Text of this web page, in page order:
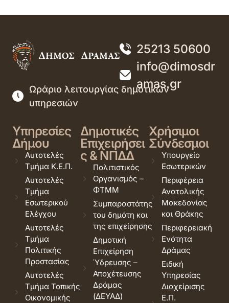
25213 50600
info@dimosdr
amas.gr
Ωράριο λειτουργίας δημοτικών
υπηρεσιών
Υπηρεσίες
Δήμου
Αυτοτελές
Τμήμα Κ.Ε.Π.
Αυτοτελές
Τμήμα
Εσωτερικού
Ελέγχου
Αυτοτελές
Τμήμα
Πολιτικής
Προστασίας
Αυτοτελές
Τμήμα Τοπικής
Οικονομικής
Δημοτικές
Επιχειρήσει
ς & ΝΠΔΔ
Πολιτιστικός
Οργανισμός –
ΦΤΜΜ
Συμπαραστάτης
του δημότη και
της επιχείρησης
Δημοτική
Επιχείρηση
Ύδρευσης –
Αποχέτευσης
Δράμας
(ΔΕΥΑΔ)
Χρήσιμοι
Σύνδεσμοι
Υπουργείο
Εσωτερικών
Περιφέρεια
Ανατολικής
Μακεδονίας
και Θράκης
Περιφερειακή
Ενότητα
Δράμας
Ειδική
Υπηρεσίας
Διαχείρισης
Ε.Π.